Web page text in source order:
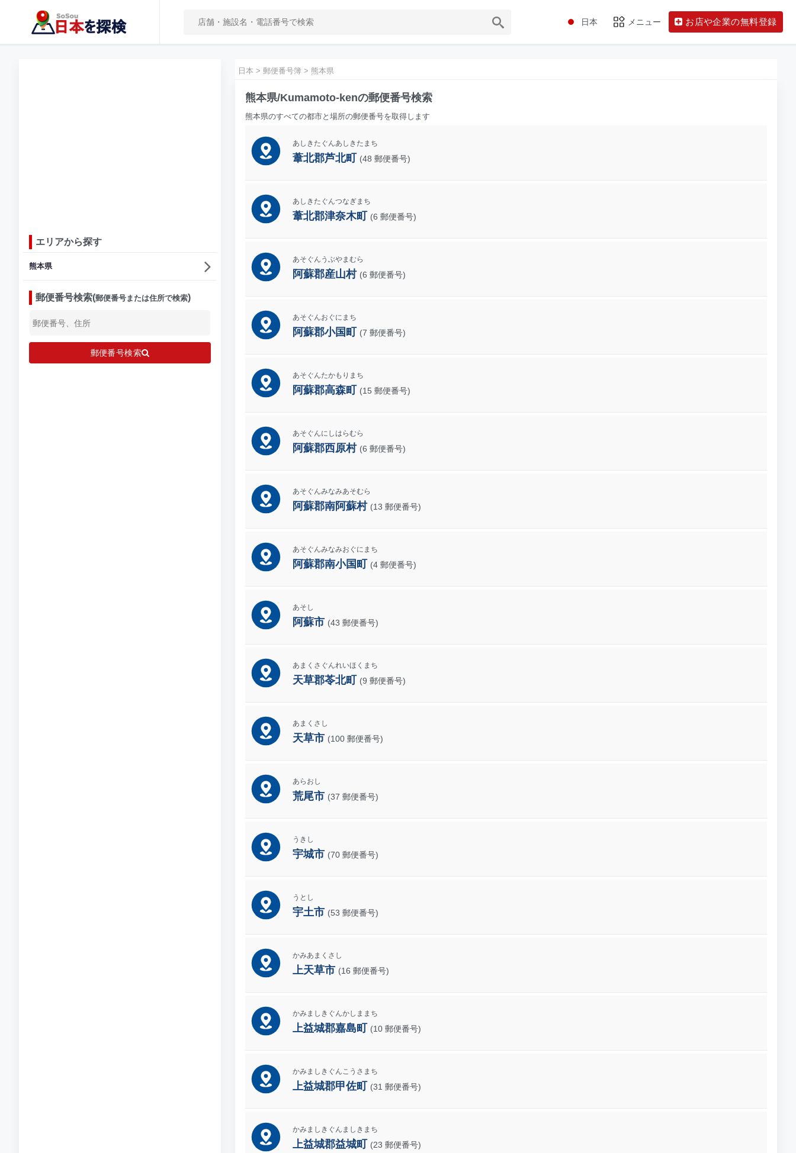
日本 メニュー お店や企業の無料登録
エリアから探す
熊本県
郵便番号検索(郵便番号または住所で検索)
郵便番号検索
日本 >郵便番号簿 > 熊本県
熊本県/Kumamoto-kenの郵便番号検索
熊本県のすべての都市と場所の郵便番号を取得します
あしきたぐんあしきたまち
葦北郡芦北町 (48 郵便番号)
あしきたぐんつなぎまち
葦北郡津奈木町 (6 郵便番号)
あそぐんうぶやまむら
阿蘇郡産山村 (6 郵便番号)
あそぐんおぐにまち
阿蘇郡小国町 (7 郵便番号)
あそぐんたかもりまち
阿蘇郡高森町 (15 郵便番号)
あそぐんにしはらむら
阿蘇郡西原村 (6 郵便番号)
あそぐんみなみあそむら
阿蘇郡南阿蘇村 (13 郵便番号)
あそぐんみなみおぐにまち
阿蘇郡南小国町 (4 郵便番号)
あそし
阿蘇市 (43 郵便番号)
あまくさぐんれいほくまち
天草郡苓北町 (9 郵便番号)
あまくさし
天草市 (100 郵便番号)
あらおし
荒尾市 (37 郵便番号)
うきし
宇城市 (70 郵便番号)
うとし
宇土市 (53 郵便番号)
かみあまくさし
上天草市 (16 郵便番号)
かみましきぐんかしままち
上益城郡嘉島町 (10 郵便番号)
かみましきぐんこうさまち
上益城郡甲佐町 (31 郵便番号)
かみましきぐんましきまち
上益城郡益城町 (23 郵便番号)